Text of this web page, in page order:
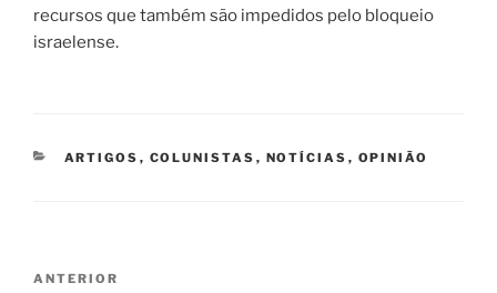
recursos que também são impedidos pelo bloqueio
israelense.
CATEGORIAS
ARTIGOS , COLUNISTAS , NOTÍCIAS , OPINIÃO
Navegação
Post
ANTERIOR